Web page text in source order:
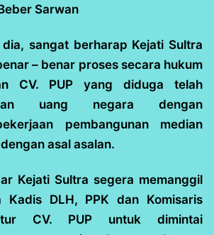
Sarwan
sangat berharap Kejati Sultra
– benar proses secara hukum
CV. PUP yang diduga telah
uang negara dengan
pembangunan median
asal asalan.
Kejati Sultra segera memanggil
Kadis DLH, PPK dan Komisaris
CV. PUP untuk dimintai